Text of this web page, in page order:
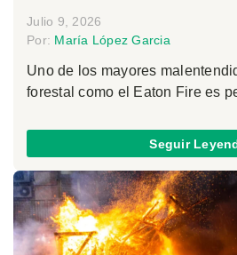
Julio 9, 2026
Por: María López Garcia
Uno de los mayores
forestal como el Eaton Fire es
Seguir